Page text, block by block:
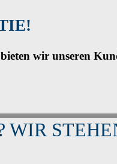
wir unseren
WIR